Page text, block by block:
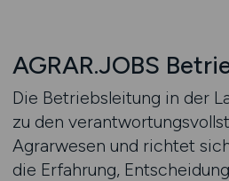
AGRAR.JOBS
Die Betriebsleitung in der
zu den
Agrarwesen und richtet
die Erfahrung,